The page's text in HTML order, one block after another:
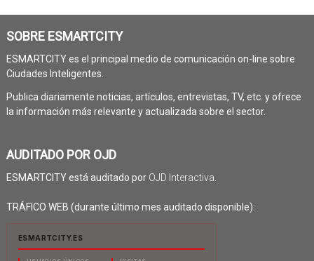
SOBRE ESMARTCITY
ESMARTCITY es el principal medio de comunicación on-line sobre
Ciudades Inteligentes.
Publica diariamente noticias, artículos, entrevistas, TV, etc. y ofrece
la información más relevante y actualizada sobre el sector.
AUDITADO POR OJD
ESMARTCITY está auditado por OJD Interactiva
TRÁFICO WEB (durante último mes auditado disponible):